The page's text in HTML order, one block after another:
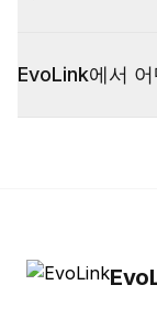
Anthropic SDK
Anthropic
EvoLink에서